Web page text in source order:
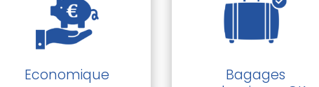
Economique
Bagages